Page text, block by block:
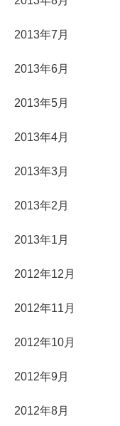
2013年7月
2013年6月
2013年5月
2013年4月
2013年3月
2013年2月
2013年1月
2012年12月
2012年11月
2012年10月
2012年9月
2012年8月